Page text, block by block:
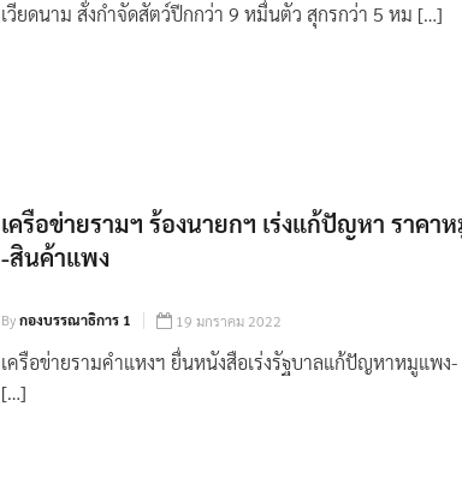
เวียดนาม สั่งกำจัดสัตว์ปีกกว่า 9 หมื่นตัว สุกรกว่า 5 หม […]
เครือข่ายรามฯ ร้องนายกฯ เร่งแก้ปัญหา ราคา
-สินค้าแพง
Byกองบรรณาธิการ 1 19 มกราคม 2022
เครือข่ายรามคำแหงฯ ยื่นหนังสือเร่งรัฐบาลแก้ปัญหาหมูแพง-
[…]